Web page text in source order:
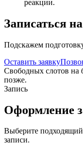
реакции.
Записаться
Подскажем
Оставить заявку
Свободных слотов на
позже.
Запись
Оформление
Выберите подходящий
записи.